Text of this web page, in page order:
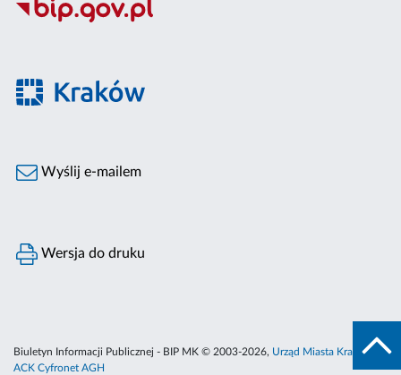
Wyślij e-mailem
Wersja do druku
Biuletyn Informacji Publicznej - BIP MK © 2003-2026, Urząd Miasta Krakowa
ACK Cyfronet AGH